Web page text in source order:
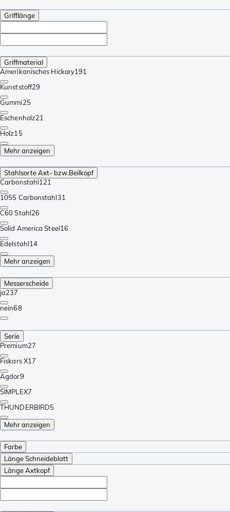
Grifflänge
Griffmaterial
Amerikanisches Hickory191
Kunststoff29
Gummi25
Eschenholz21
Holz15
Mehr anzeigen
Stahlsorte Axt- bzw.Beilkopf
Carbonstahl121
1055 Carbonstahl31
C60 Stahl26
Solid America Steel16
Edelstahl14
Mehr anzeigen
Messerscheide
ja237
nein68
Serie
Premium27
Fiskars X17
Agdor9
SIMPLEX7
THUNDERBIRD5
Mehr anzeigen
Farbe
Länge Schneideblatt
Länge Axtkopf